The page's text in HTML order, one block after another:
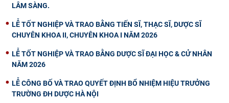
LÂM SÀNG.
LỄ TỐT NGHIỆP VÀ TRAO BẰNG TIẾN SĨ, THẠC SĨ, DƯỢC SĨ
CHUYÊN KHOA II, CHUYÊN KHOA I NĂM 2026
LỄ TỐT NGHIỆP VÀ TRAO BẰNG DƯỢC SĨ ĐẠI HỌC & CỬ NHÂN
NĂM 2026
LỄ CÔNG BỐ VÀ TRAO QUYẾT ĐỊNH BỔ NHIỆM HIỆU TRƯỞNG
TRƯỜNG ĐH DƯỢC HÀ NỘI